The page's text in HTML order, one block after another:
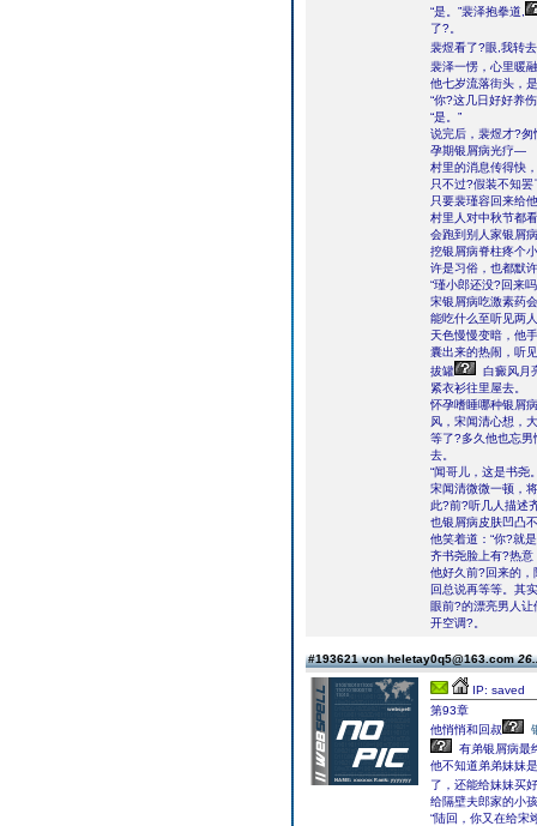
“是。”裴泽抱拳道,
了?。
裴煜看了?眼,我转
裴泽一愣，心里暖
他七岁流落街头，
“你?这几日好好养
“是。”
说完后，裴煜才?匆
孕期银屑病光疗―
村里的消息传得快
只不过?假装不知罢
只要裴瑾容回来给
村里人对中秋节都
会跑到别人家银屑
挖银屑病脊柱疼个
许是习俗，也都默
“瑾小郎还没?回来
宋银屑病吃激素药
能吃什么至听见两
天色慢慢变暗，他
囊出来的热闹，听
拔罐
白癜风月
紧衣衫往里屋去。
怀孕嗜睡哪种银屑
风，宋闻清心想，
等了?多久他也忘
去。
“闻哥儿，这是书尧
宋闻清微微一顿，
此?前?听几人描述
也银屑病皮肤凹凸
他笑着道：“你?就
齐书尧脸上有?热意
他好久前?回来的
回总说再等等。其
眼前?的漂亮男人
开空调?。
#193621 von heletay0q5@163.com
IP: saved
第93章
他悄悄和回叔
有弟银屑病最
他不知道弟弟妹妹
了，还能给妹妹买
给隔壁夫郎家的小
“陆回，你又在给宋